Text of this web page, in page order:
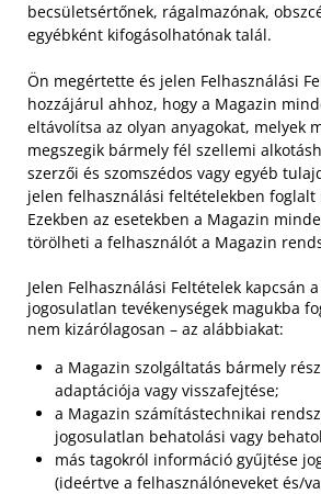
becsületsértőnek, rágalmazónak,
egyébként kifogásolhatónak talál.
Ön megértette és jelen Felhasználási
hozzájárul ahhoz, hogy a Magazin
eltávolítsa az olyan anyagokat, melyek
megszegik bármely fél szellemi
szerzői és szomszédos vagy egyéb
jelen felhasználási feltételekben foglalt
Ezekben az esetekben a Magazin
törölheti a felhasználót a Magazin
Jelen Felhasználási Feltételek kapcsán
jogosulatlan tevékenységek magukba
nem kizárólagosan – az alábbiakat:
a Magazin szolgáltatás bármely
adaptációja vagy visszafejtése;
a Magazin számítástechnikai
jogosulatlan behatolási vagy
más tagokról információ gyűjtése
(ideértve a felhasználóneveket és/